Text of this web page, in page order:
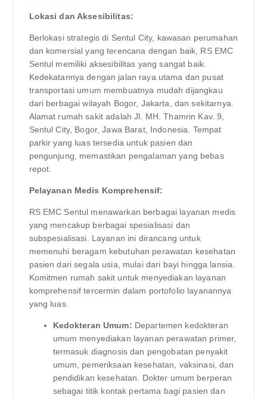
Lokasi dan Aksesibilitas:
Berlokasi strategis di Sentul City, kawasan perumahan
dan komersial yang terencana dengan baik, RS EMC
Sentul memiliki aksesibilitas yang sangat baik.
Kedekatannya dengan jalan raya utama dan pusat
transportasi umum membuatnya mudah dijangkau
dari berbagai wilayah Bogor, Jakarta, dan sekitarnya.
Alamat rumah sakit adalah Jl. MH. Thamrin Kav. 9,
Sentul City, Bogor, Jawa Barat, Indonesia. Tempat
parkir yang luas tersedia untuk pasien dan
pengunjung, memastikan pengalaman yang bebas
repot.
Pelayanan Medis Komprehensif:
RS EMC Sentul menawarkan berbagai layanan medis
yang mencakup berbagai spesialisasi dan
subspesialisasi. Layanan ini dirancang untuk
memenuhi beragam kebutuhan perawatan kesehatan
pasien dari segala usia, mulai dari bayi hingga lansia.
Komitmen rumah sakit untuk menyediakan layanan
komprehensif tercermin dalam portofolio layanannya
yang luas.
Kedokteran Umum: Departemen kedokteran
umum menyediakan layanan perawatan primer,
termasuk diagnosis dan pengobatan penyakit
umum, pemeriksaan kesehatan, vaksinasi, dan
pendidikan kesehatan. Dokter umum berperan
sebagai titik kontak pertama bagi pasien dan